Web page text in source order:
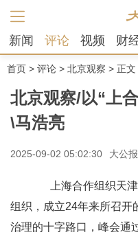
新闻 评论 视频 财
首页 > 评论 > 北京观察 > 正文
北京观察/以“上
\马浩亮
2025-09-02 05:02:30 大公报
上海合作组织天津
组织，成立24年来所召开
治理的十字路口，峰会通